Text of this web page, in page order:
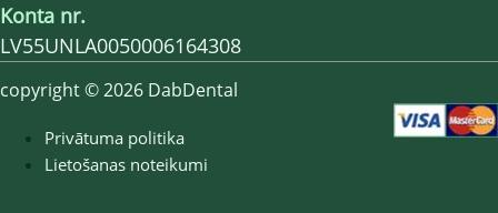
Konta nr.
LV55UNLA0050006164308
copyright © 2026 DabDental
Privātuma politika
Lietošanas noteikumi